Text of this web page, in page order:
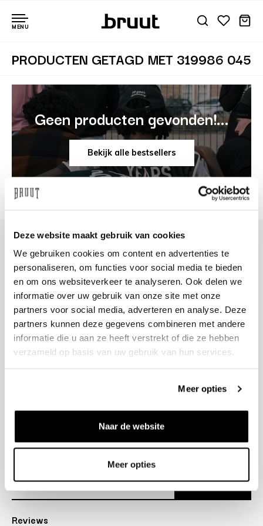
Deze website maakt gebruik van cookies
We gebruiken cookies om content en advertenties te
personaliseren, om functies voor social media te bieden
en om ons websiteverkeer te analyseren. Ook delen we
informatie over uw gebruik van onze site met onze
partners voor social media, adverteren en analyse. Deze
partners kunnen deze gegevens combineren met andere
informatie die u aan ze heeft verstrekt of die ze hebben
verzameld op basis van uw gebruik van hun services.
Meer opties
Naar de website
Meer opties
MENU
PRODUCTEN GETAGD MET 319986 045
Geen producten gevonden!...
Bekijk alle bestsellers
+31 23 205 2006
info@bruut.nl
Contact Formulier
Open 11:00 - 18:30
OPENINGSTIJDEN
Over ons
Reviews